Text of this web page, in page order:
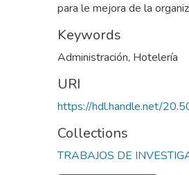
para le mejora de la
Keywords
Administración, Hotelería
URI
https://hdl.handle.net/
Collections
TRABAJOS DE